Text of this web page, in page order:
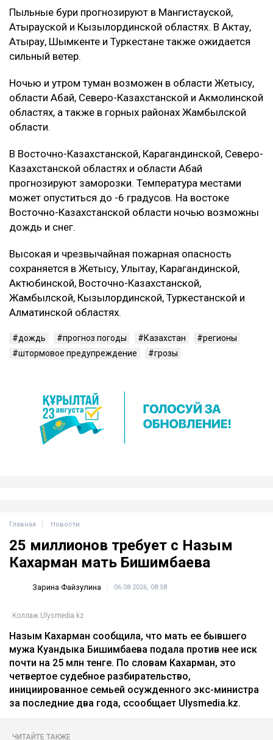
Пыльные бури прогнозируют в Мангистауской,
Атырауской и Кызылординской областях. В Актау,
Атырау, Шымкенте и Туркестане также ожидается
сильный ветер.
Ночью и утром туман возможен в области Жетысу,
области Абай, Северо-Казахстанской и Акмолинской
областях, а также в горных районах Жамбылской
области.
В Восточно-Казахстанской, Карагандинской, Северо-
Казахстанской областях и области Абай
прогнозируют заморозки. Температура местами
может опуститься до -6 градусов. На востоке
Восточно-Казахстанской области ночью возможны
дождь и снег.
Высокая и чрезвычайная пожарная опасность
сохраняется в Жетысу, Улытау, Карагандинской,
Актюбинской, Восточно-Казахстанской,
Жамбылской, Кызылординской, Туркестанской и
Алматинской областях.
дождь прогноз погоды Казахстан
регионы
штормовое предупреждение
грозы
Главная Новости
25 миллионов требует с Назым
Кахарман мать Бишимбаева
Зарина Файзулина 06.08.2026, 08:58
Коллаж Ulysmedia.kz
Назым Кахарман сообщила, что мать ее бывшего
мужа Куандыка Бишимбаева подала против нее иск
почти на 25 млн тенге. По словам Кахарман, это
четвертое судебное разбирательство,
инициированное семьей осужденного экс-министра
за последние два года, ссообщает Ulysmedia.kz.
ЧИТАЙТЕ ТАКЖЕ